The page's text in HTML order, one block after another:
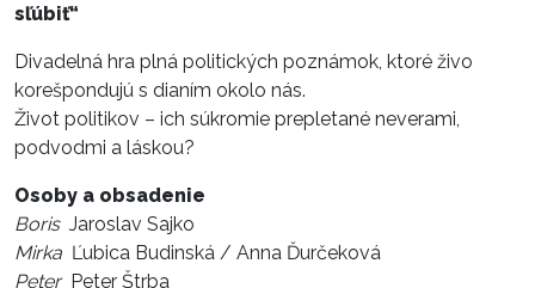
sľúbiť“
Divadelná hra plná politických poznámok, ktoré živo
korešpondujú s dianím okolo nás.
Život politikov – ich súkromie prepletané neverami,
podvodmi a láskou?
Osoby a obsadenie
Boris Jaroslav Sajko
Mirka Ľubica Budinská / Anna Ďurčeková
PeterPeter Štrba